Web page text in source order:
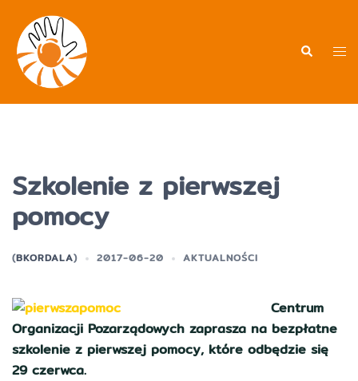
treści
Szkolenie z pierwszej
pomocy
(BKORDALA) 2017-06-20 AKTUALNOŚCI
Centrum
Organizacji Pozarządowych zaprasza na bezpłatne
szkolenie z pierwszej pomocy, które odbędzie się
29 czerwca.